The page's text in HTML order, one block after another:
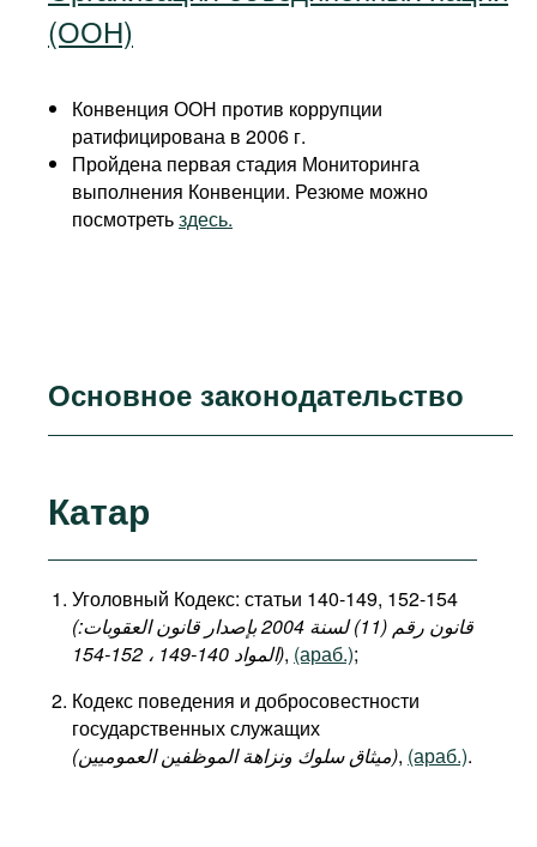
(ООН)
Конвенция ООН против коррупции
ратифицирована в 2006 г.
Пройдена первая стадия Мониторинга
выполнения Конвенции. Резюме можно
посмотретьздесь.
Основное законодательство
Катар
Уголовный Кодекс: статьи 140-149, 152-154
(قانون رقم (11) لسنة 2004 بإصدار قانون العقوبات:
المواد 140-149 ، 152-154), (араб.);
Кодекс поведения и добросовестности
государственных служащих
(میثاق سلوك ونزاهة الموظفين العموميين), (араб.).